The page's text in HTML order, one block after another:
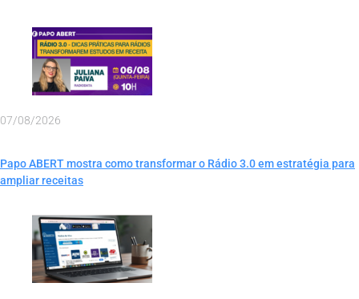
07/08/2026
Papo ABERT mostra como transformar o Rádio 3.0 em estratégia para
ampliar receitas